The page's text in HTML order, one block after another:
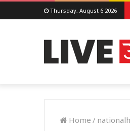
Thursday, August 6 2026
Home /